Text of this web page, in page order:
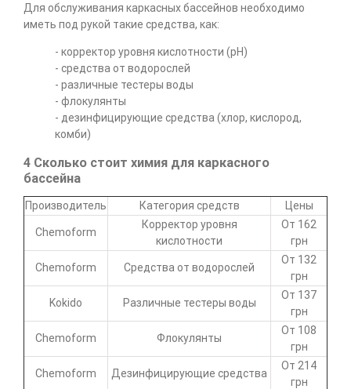
Для обслуживания каркасных бассейнов необходимо
иметь под рукой такие средства, как:
- корректор уровня кислотности (pH)
- средства от водорослей
- различные тестеры воды
- флокулянты
- дезинфицирующие средства (хлор, кислород,
комби)
4 Сколько стоит химия для каркасного
бассейна
Производитель Категория средств Цены
Chemoform
Корректор уровня
кислотности
От 162
грн
Chemoform Средства от водорослей
От 132
грн
Kokido Различные тестеры воды
От 137
грн
Chemoform Флокулянты
От 108
грн
Chemoform Дезинфицирующие средства
От 214
грн